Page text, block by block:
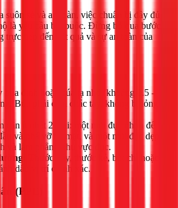
suôn sẻ và an toàn, việc chuẩn bị đầy đủ
là yêu cầu bắt buộc. Đừng bỏ qua bước
trực tiếp đến kết quả và sự an toàn của
búa đinh hoặc búa tạ nhỏ (khoảng 0.5 -
Búa phải cầm chắc tay, không bị lỏng
cần ít nhất 2 loại: một mũi đục nhọn để
và phá vỡ bề mặt, và một mũi đục dẹp
và làm phẳng khu vực đục.
Thước dây, thước kẻ, bút chì hoặc
dấu vị trí chính xác.
(PPE)